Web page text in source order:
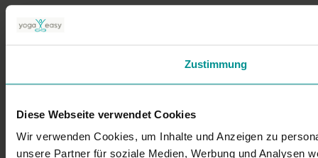
Zustimmung
Diese Webseite verwendet Cookies
Wir verwenden Cookies, um Inhalte und Anzeigen zu
unsere Partner für soziale Medien, Werbung und Analysen